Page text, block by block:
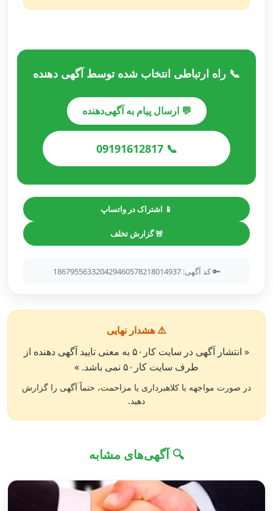
📞 راه ارتباطی انتخاب شده توسط آگهی دهنده
💬 ارسال پیام به آگهی‌دهنده
📞 09191612817
📱 اشتراک در واتساپ
🚨 گزارش تخلف
🔑 کد آگهی: 186795563320429460578218014937
⚠️ هشدار نهایی
« انتشار آگهی در سایت کار۵۰ به معنی تایید آگهی دهنده از
طرف سایت کار۵۰ نمی باشد. »
در صورت مواجهه با کلاهبرداری یا مزاحمت، حتماً آگهی را گزارش
دهید.
🔍 آگهی‌های مشابه